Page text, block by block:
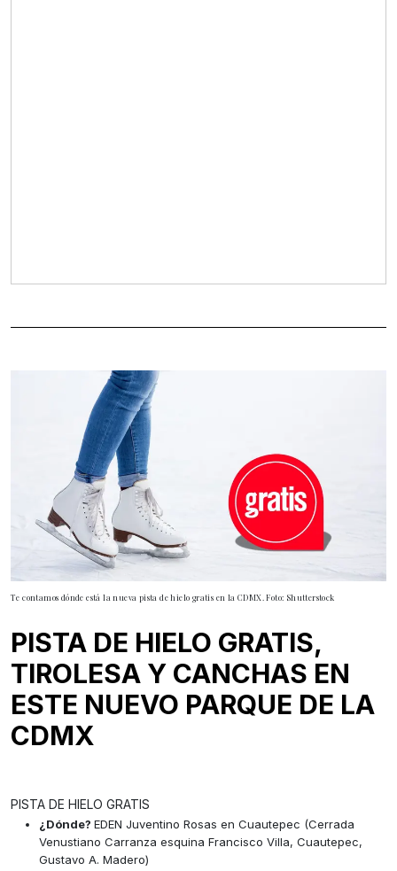
Te contamos dónde está la nueva pista de hielo gratis en la CDMX. Foto: Shutterstock
PISTA DE HIELO GRATIS,
TIROLESA Y CANCHAS EN
ESTE NUEVO PARQUE DE LA
CDMX
PISTA DE HIELO GRATIS
¿Dónde? EDEN Juventino Rosas en Cuautepec (Cerrada
Venustiano Carranza esquina Francisco Villa, Cuautepec,
Gustavo A. Madero)